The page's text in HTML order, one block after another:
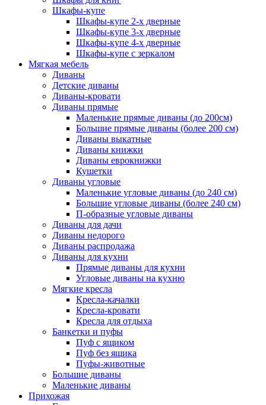
Шкафы-купе
Шкафы-купе 2-х дверные
Шкафы-купе 3-х дверные
Шкафы-купе 4-х дверные
Шкафы-купе с зеркалом
Мягкая мебель
Диваны
Детские диваны
Диваны-кровати
Диваны прямые
Маленькие прямые диваны (до 200см)
Большие прямые диваны (более 200 см)
Диваны выкатные
Диваны книжки
Диваны еврокнижки
Кушетки
Диваны угловые
Маленькие угловые диваны (до 240 см)
Большие угловые диваны (более 240 см)
П-образные угловые диваны
Диваны для дачи
Диваны недорого
Диваны распродажа
Диваны для кухни
Прямые диваны для кухни
Угловые диваны на кухню
Мягкие кресла
Кресла-качалки
Кресла-кровати
Кресла для отдыха
Банкетки и пуфы
Пуф с ящиком
Пуф без ящика
Пуфы-животные
Большие диваны
Маленькие диваны
Прихожая